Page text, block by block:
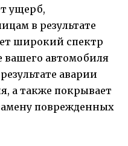
ущерб,
в результате
широкий спектр
вашего автомобиля
аварии
а также покрывает
поврежденных